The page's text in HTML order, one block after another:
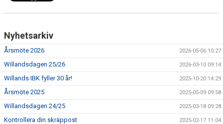
DATASKYDD
Nyhetsarkiv
Årsmöte 2026 2026-05-06 10:27
Willandsdagen 25/26 2026-03-10 09:14
Willands IBK fyller 30 år! 2025-10-20 14:29
Årsmöte 2025 2025-05-09 09:58
Willandsdagen 24/25 2025-03-18 09:28
Kontrollera din skräppost 2025-02-17 11:04